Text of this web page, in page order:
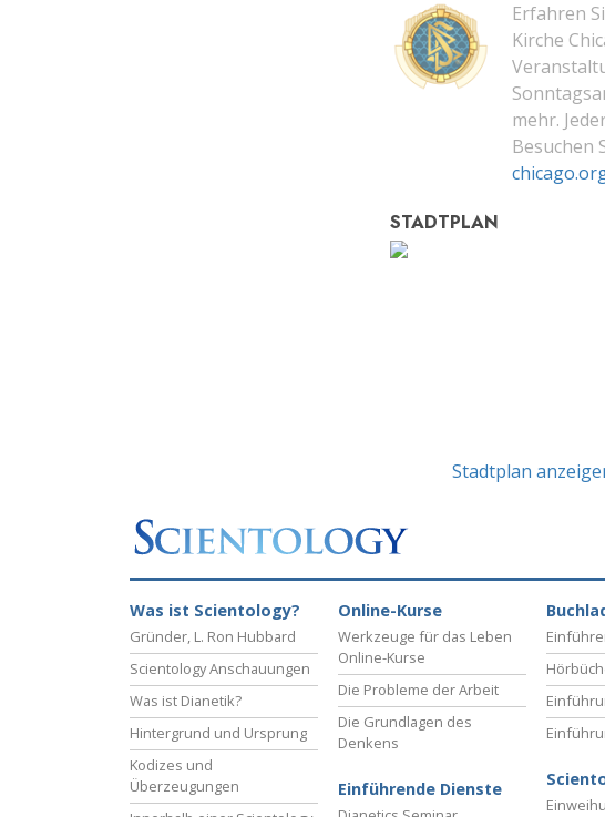
Erfahren
Kirche
mehr.
Besuchen
STADTPLAN
Stadtplan
Was ist Scientology?
Gründer, L. Ron Hubbard
Scientology Anschauungen
Was ist Dianetik?
Hintergrund und Ursprung
Kodizes und
Überzeugungen
Online-Kurse
Werkzeuge für das Leben
Online-Kurse
Die Probleme der Arbeit
Die Grundlagen des
Denkens
Einführende Dienste